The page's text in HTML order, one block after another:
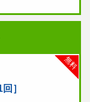
無料
］